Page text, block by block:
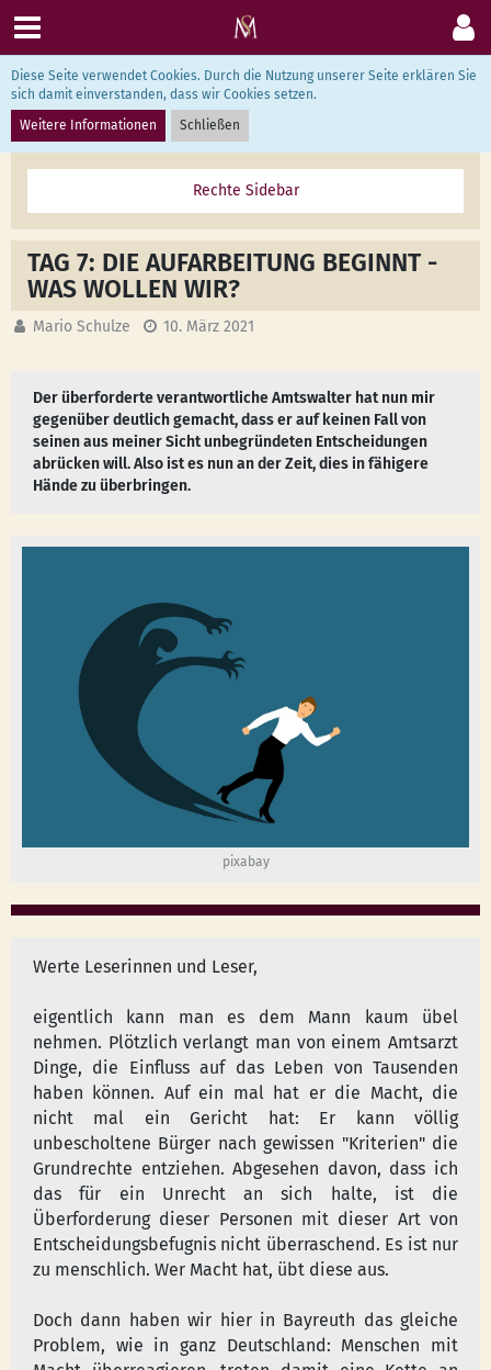
Corona in Bayreuth
TAG 7: DIE AUFARBEITUNG BEGINNT -
WAS WOLLEN WIR?
Mario Schulze 10. März 2021
Der überforderte verantwortliche Amtswalter hat nun mir
gegenüber deutlich gemacht, dass er auf keinen Fall von
seinen aus meiner Sicht unbegründeten Entscheidungen
abrücken will. Also ist es nun an der Zeit, dies in fähigere
Hände zu überbringen.
pixabay
Werte Leserinnen und Leser,
eigentlich kann man es dem Mann kaum übel
nehmen. Plötzlich verlangt man von einem Amtsarzt
Dinge, die Einfluss auf das Leben von Tausenden
haben können. Auf ein mal hat er die Macht, die
nicht mal ein Gericht hat: Er kann völlig
unbescholtene Bürger nach gewissen "Kriterien" die
Grundrechte entziehen. Abgesehen davon, dass ich
das für ein Unrecht an sich halte, ist die
Überforderung dieser Personen mit dieser Art von
Entscheidungsbefugnis nicht überraschend. Es ist nur
zu menschlich. Wer Macht hat, übt diese aus.
Doch dann haben wir hier in Bayreuth das gleiche
Problem, wie in ganz Deutschland: Menschen mit
Diese Seite verwendet Cookies. Durch die Nutzung unserer Seite erklären Sie
sich damit einverstanden, dass wir Cookies setzen.
Weitere Informationen
Schließen